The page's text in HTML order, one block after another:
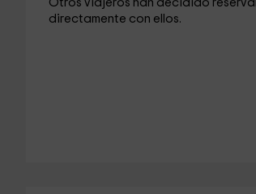
Otros viajeros han decidido
directamente con ellos.